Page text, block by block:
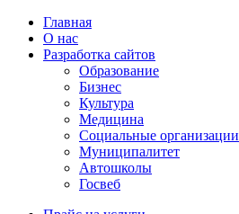
Главная
О нас
Разработка сайтов
Образование
Бизнес
Культура
Медицина
Социальные организации
Муниципалитет
Автошколы
Госвеб